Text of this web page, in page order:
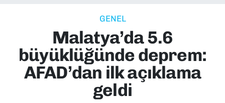
GENEL
Malatya’da 5.6
büyüklüğünde deprem:
AFAD’dan ilk açıklama
geldi
EKONOMİ
KÜLTÜR SANAT
Süper Lig Puan Durumu ve Fikstür
Tüm Manşetler
Son Dakika Haberleri